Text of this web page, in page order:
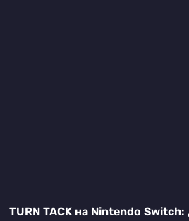
TURN TACK на Nintendo